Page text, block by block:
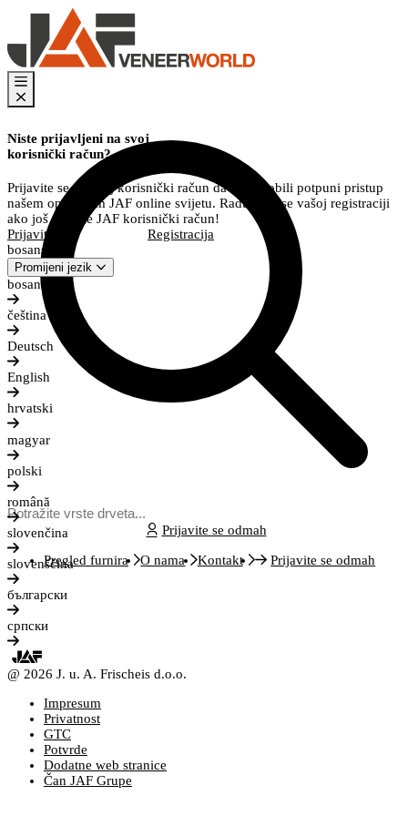
Prijavite se odmah
Pregled furnira O nama Kontakt Prijavite se odmah
Niste prijavljeni na svoj
korisnički račun?
Prijavite se na svoj korisnički račun da biste dobili potpuni pristup
našem opsežnom JAF online svijetu. Radujemo se vašoj registraciji
ako još nemate JAF korisnički račun!
Prijavite se
Registracija
bosanski
Promijeni jezik
bosanski
čeština
Deutsch
English
hrvatski
magyar
polski
română
slovenčina
slovenščina
български
српски
@ 2026 J. u. A. Frischeis d.o.o.
Impresum
Privatnost
GTC
Potvrde
Dodatne web stranice
Čan JAF Grupe